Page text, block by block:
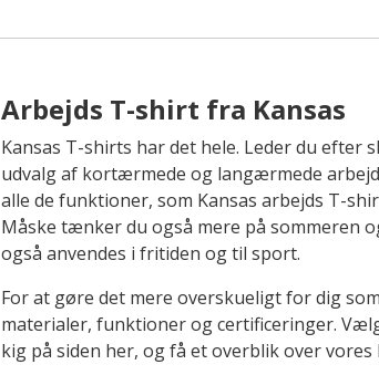
Arbejds T-shirt fra Kansas
Kansas T-shirts har det hele. Leder du
udvalg af kortærmede og langærmede
alle de funktioner, som Kansas arbejds T-
Måske tænker du også mere på sommeren
også anvendes i fritiden og til sport.
For at gøre det mere overskueligt for dig
materialer, funktioner og certificeringer.
kig på siden her, og få et overblik over